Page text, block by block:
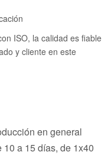
ISO, la calidad es fiable
y cliente en este
a 15 días, de 1x40